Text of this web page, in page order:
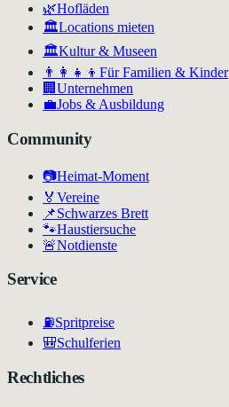
🌿Hofläden
🏛️Locations mieten
🏛Kultur & Museen
👨‍👩‍👧‍👦 Für Familien & Kinder
🏢 Unternehmen
💼Jobs & Ausbildung
Community
📷Heimat-Moment
🏅 Vereine
📌Schwarzes Brett
🐾Haustiersuche
🚨Notdienste
Service
⛽Spritpreise
🎒Schulferien
Rechtliches